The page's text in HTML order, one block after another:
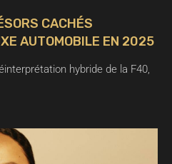
CACHÉS
AUTOMOBILE EN 2025
hybride de la F40,